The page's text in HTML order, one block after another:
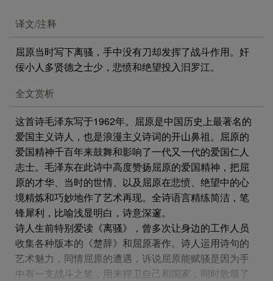
译文/注释
屈原当时写下离骚，手中没有刀却发挥了战斗作用。奸
佞小人多贤德之士少，悲愤和绝望投入汩罗江。
全文赏析
这首诗毛泽东写于1962年。屈原是中国历史上最著名的
爱国主义诗人，也是浪漫主义诗词的开山鼻祖。屈原的
爱国精神千百年来鼓舞和影响了一代又一代的爱国仁人
志士。毛泽东在此诗中高度赞扬屈原的爱国精神，把屈
原的才华、当时的世情、以及屈原在悲愤、绝望中的心
境精炼和巧妙地作了艺术再现。全诗语言精练简洁，笔
锋犀利，比喻浅显明白，诗意深邃。
诗人生前特别爱读《离骚》，曾多次让身边的工作人员
收集各种版本的《楚辞》和屈原著作。诗人运用诗句的
艺术魅力，同情屈原的遭遇，诉说屈原能赋骚是因为手
中有一支战斗之笔，用来捍卫自己和国家，同时歌颂了